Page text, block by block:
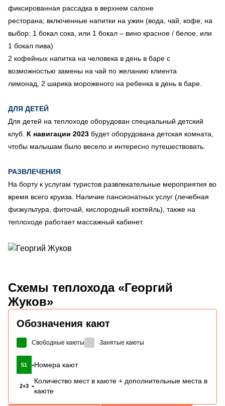
фиксированная рассадка в верхнем салоне
ресторана; включенные напитки на ужин (вода, чай, кофе; на
выбор: 1 бокал сока, или 1 бокал – вино красное / белое, или
1 бокал пива)
2 кофейных напитка на человека в день в баре с
возможностью замены на чай по желанию клиента
лимонад, 2 шарика мороженого на ребенка в день в баре.
ДЛЯ ДЕТЕЙ
Для детей на теплоходе оборудован специальный детский
клуб. К навигации 2023 будет оборудована детская комната,
чтобы малышам было весело и интересно путешествовать.
РАЗВЛЕЧЕНИЯ
На борту к услугам туристов развлекательные мероприятия во
время всего круиза. Наличие пансионатных услуг (лечебная
физкультура, фиточай, кислородный коктейль), также на
теплоходе работает массажный кабинет.
Схемы теплохода «Георгий
Жуков»
Обозначения кают
Свободные каюты Занятые каюты
51 -Номера кают
2+3 -
Количество мест в каюте + дополнительные места в
каюте